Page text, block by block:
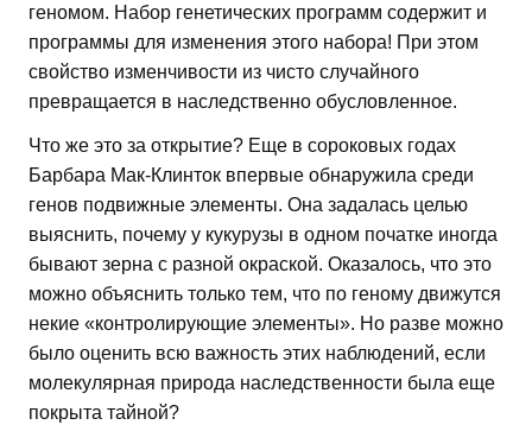
геномом. Набор генетических программ содержит и
программы для изменения этого набора! При этом
свойство изменчивости из чисто случайного
превращается в наследственно обусловленное.
Что же это за открытие? Еще в сороковых годах
Барбара Мак-Клинток впервые обнаружила среди
генов подвижные элементы. Она задалась целью
выяснить, почему у кукурузы в одном початке иногда
бывают зерна с разной окраской. Оказалось, что это
можно объяснить только тем, что по геному движутся
некие «контролирующие элементы». Но разве можно
было оценить всю важность этих наблюдений, если
молекулярная природа наследственности была еще
покрыта тайной?